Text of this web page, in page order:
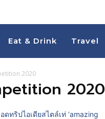
Eat & Drink Travel
2020
2020